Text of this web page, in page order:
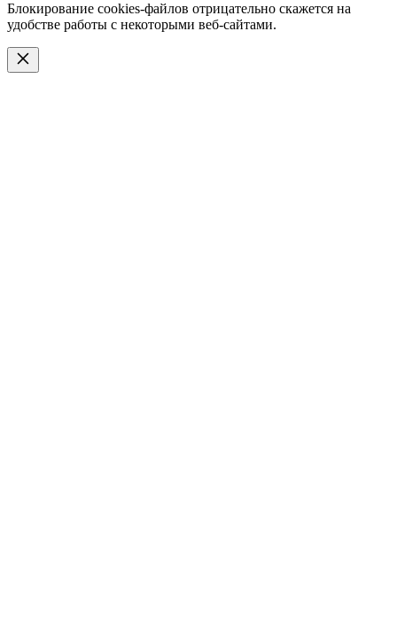
Блокирование cookies-файлов отрицательно скажется на
удобстве работы с некоторыми веб-сайтами.